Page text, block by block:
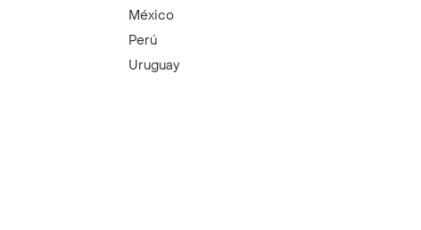
México
Perú
Uruguay